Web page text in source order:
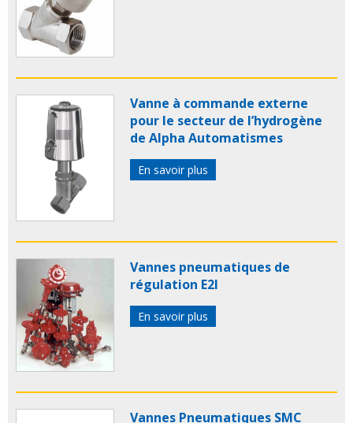
Vanne à commande externe
pour le secteur de l’hydrogène
de Alpha Automatismes
En savoir plus
Vannes pneumatiques de
régulation E2I
En savoir plus
Vannes Pneumatiques SMC